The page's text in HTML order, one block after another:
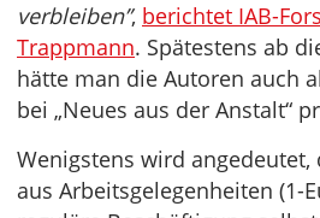
verbleiben”, berichtet IAB-
Trappmann. Spätestens ab
hätte man die Autoren auch
bei „Neues aus der Anstalt“
Wenigstens wird angedeutet,
aus Arbeitsgelegenheiten (1-